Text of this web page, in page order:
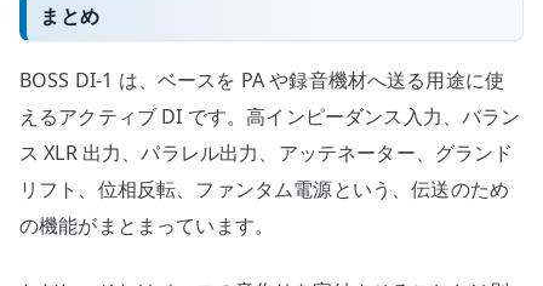
まとめ
BOSS DI-1 は、ベースを PA や録音機材へ送る用途に使
えるアクティブ DI です。高インピーダンス入力、バラン
ス XLR 出力、パラレル出力、アッテネーター、グランド
リフト、位相反転、ファンタム電源という、伝送のため
の機能がまとまっています。